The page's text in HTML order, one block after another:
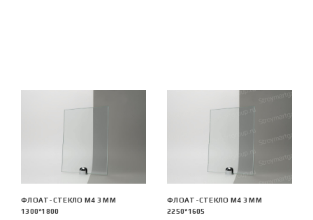
ФЛОАТ-СТЕКЛО М4 3 ММ
1300*1800
ФЛОАТ-СТЕКЛО М4 3 ММ
2250*1605